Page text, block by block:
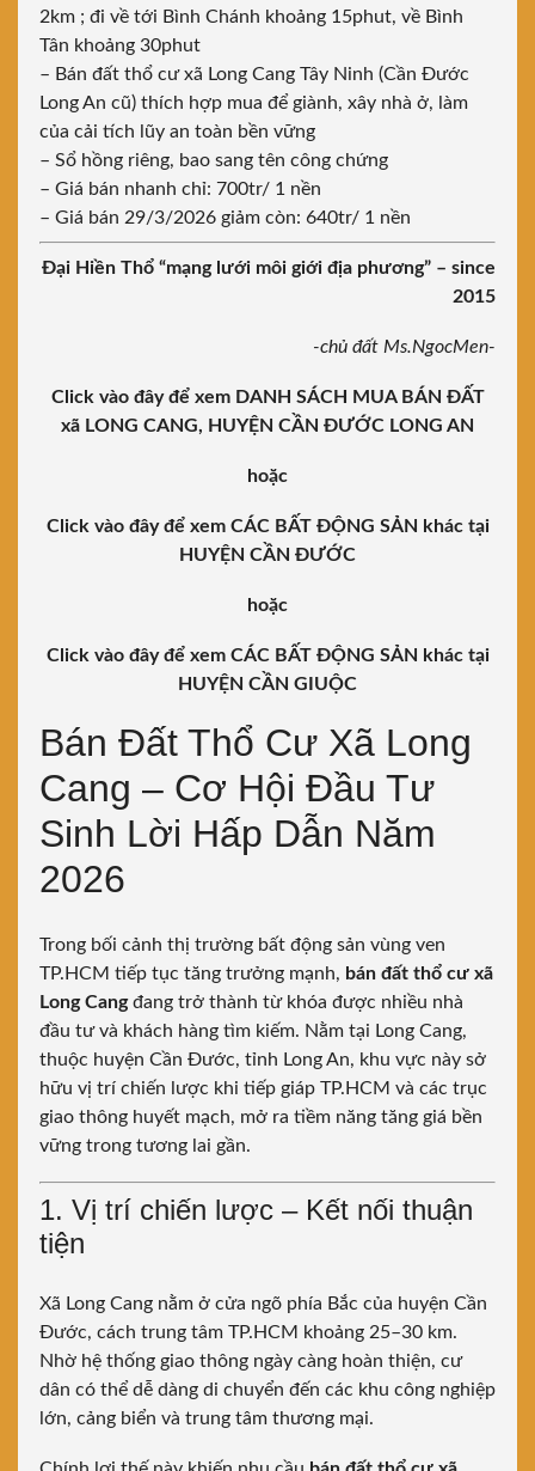
2km ; đi về tới Bình Chánh khoảng 15phut, về Bình
Tân khoảng 30phut
– Bán đất thổ cư xã Long Cang Tây Ninh (Cần Đước
Long An cũ) thích hợp mua để giành, xây nhà ở, làm
của cải tích lũy an toàn bền vững
– Sổ hồng riêng, bao sang tên công chứng
– Giá bán nhanh chỉ: 700tr/ 1 nền
– Giá bán 29/3/2026 giảm còn: 640tr/ 1 nền
Đại Hiền Thổ “mạng lưới môi giới địa phương” – since
2015
-chủ đất Ms.NgocMen-
Click vào đây để xem DANH SÁCH MUA BÁN ĐẤT
xã LONG CANG, HUYỆN CẦN ĐƯỚC LONG AN
hoặc
Click vào đây để xem CÁC BẤT ĐỘNG SẢN khác tại
HUYỆN CẦN ĐƯỚC
hoặc
Click vào đây để xem CÁC BẤT ĐỘNG SẢN khác tại
HUYỆN CẦN GIUỘC
Bán Đất Thổ Cư Xã Long
Cang – Cơ Hội Đầu Tư
Sinh Lời Hấp Dẫn Năm
2026
Trong bối cảnh thị trường bất động sản vùng ven
TP.HCM tiếp tục tăng trưởng mạnh, bán đất thổ cư xã
Long Cangđang trở thành từ khóa được nhiều nhà
đầu tư và khách hàng tìm kiếm. Nằm tại Long Cang,
thuộc huyện Cần Đước, tỉnh Long An, khu vực này sở
hữu vị trí chiến lược khi tiếp giáp TP.HCM và các trục
giao thông huyết mạch, mở ra tiềm năng tăng giá bền
vững trong tương lai gần.
1. Vị trí chiến lược – Kết nối thuận
tiện
Xã Long Cang nằm ở cửa ngõ phía Bắc của huyện Cần
Đước, cách trung tâm TP.HCM khoảng 25–30 km.
Nhờ hệ thống giao thông ngày càng hoàn thiện, cư
dân có thể dễ dàng di chuyển đến các khu công nghiệp
lớn, cảng biển và trung tâm thương mại.